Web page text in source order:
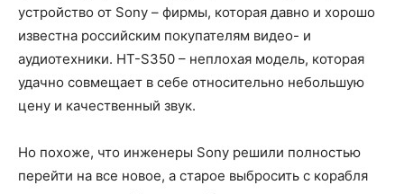
устройство от Sony – фирмы, которая давно и хорошо
известна российским покупателям видео- и
аудиотехники. HT-S350 – неплохая модель, которая
удачно совмещает в себе относительно небольшую
цену и качественный звук.
Но похоже, что инженеры Sony решили полностью
перейти на все новое, а старое выбросить с корабля